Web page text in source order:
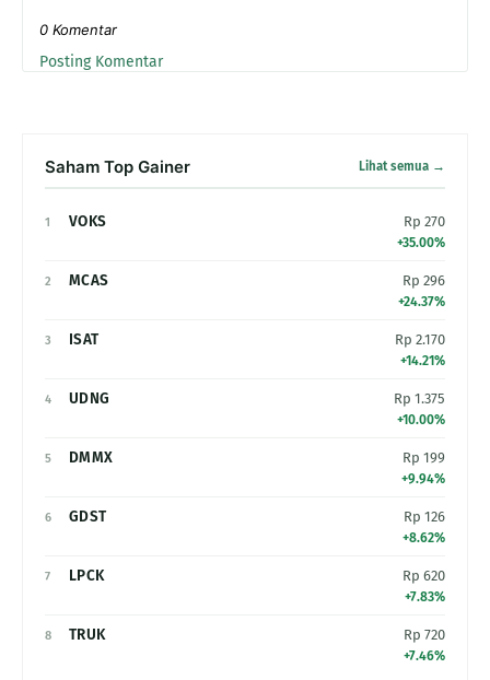
0 Komentar
Posting Komentar
Saham Top Gainer Lihat semua →
1 VOKS Rp 270
+35.00%
2 MCAS Rp 296
+24.37%
3 ISAT Rp 2.170
+14.21%
4 UDNG Rp 1.375
+10.00%
5 DMMX Rp 199
+9.94%
6 GDST Rp 126
+8.62%
7 LPCK Rp 620
+7.83%
8 TRUK Rp 720
+7.46%